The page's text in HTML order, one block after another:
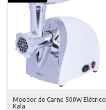
Moedor de Carne 500W Elétrico
Kala